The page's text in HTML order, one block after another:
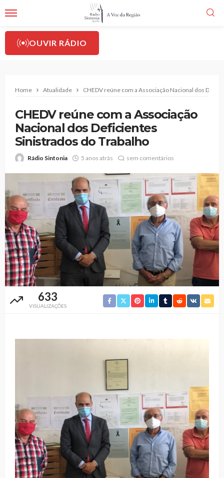
OUVIR RÁDIO
Home Atualidade CHEDV reúne com a Associação Nacional dos
CHEDV reúne com a Associação
Nacional dos Deficientes
Sinistrados do Trabalho
Rádio Sintonia 5 anos atrás sem comentários
633
VISUALIZAÇÕES